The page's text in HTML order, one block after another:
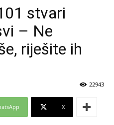
stvari
– Ne
riješite ih
22943
X